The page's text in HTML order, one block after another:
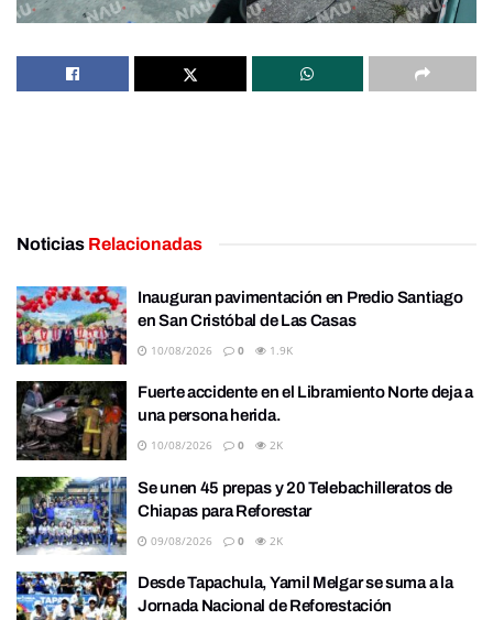
Noticias Relacionadas
Inauguran pavimentación en Predio Santiago
en San Cristóbal de Las Casas
10/08/2026 0 1.9K
Fuerte accidente en el Libramiento Norte deja a
una persona herida.
10/08/2026 0 2K
Se unen 45 prepas y 20 Telebachilleratos de
Chiapas para Reforestar
09/08/2026 0 2K
Desde Tapachula, Yamil Melgar se suma a la
Jornada Nacional de Reforestación